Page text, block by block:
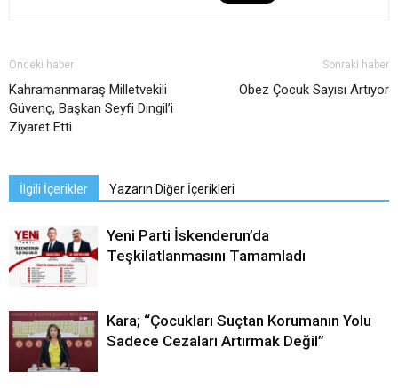
Önceki haber
Kahramanmaraş Milletvekili
Güvenç, Başkan Seyfi Dingil’i
Ziyaret Etti
Sonraki haber
Obez Çocuk Sayısı Artıyor
İlgili İçerikler Yazarın Diğer İçerikleri
Yeni Parti İskenderun’da
Teşkilatlanmasını Tamamladı
Kara; “Çocukları Suçtan Korumanın Yolu
Sadece Cezaları Artırmak Değil”